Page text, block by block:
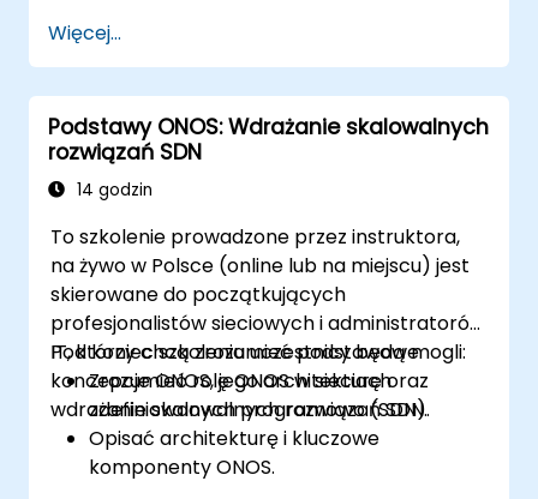
ONOS do zarządzania sieciami SDN.
Integrować aplikacje ONOS z
zewnętrznymi systemami i API.
Rozwiązywać problemy i optymalizować
aplikacje ONOS pod kątem wydajności i
skalowalności.
Więcej...
Podstawy ONOS: Wdrażanie skalowalnych
rozwiązań SDN
14 godzin
To szkolenie prowadzone przez instruktora,
na żywo w Polsce (online lub na miejscu) jest
skierowane do początkujących
profesjonalistów sieciowych i administratorów
IT, którzy chcą zrozumieć podstawowe
koncepcje ONOS, jego architekturę oraz
wdrażanie skalowalnych rozwiązań SDN.
Pod koniec szkolenia uczestnicy będą mogli:
Zrozumieć rolę ONOS w sieciach
zdefiniowanych programowo (SDN).
Opisać architekturę i kluczowe
komponenty ONOS.